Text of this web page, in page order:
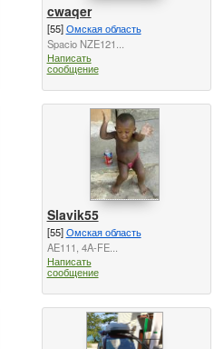
cwaqer
[55]Омская область
Spacio NZE121...
Написать
сообщение
Slavik55
[55]Омская область
AE111, 4A-FE...
Написать
сообщение